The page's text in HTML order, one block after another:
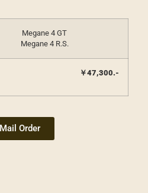
Megane 4 GT
Megane 4 R.S.
￥47,300.-
Mail Order